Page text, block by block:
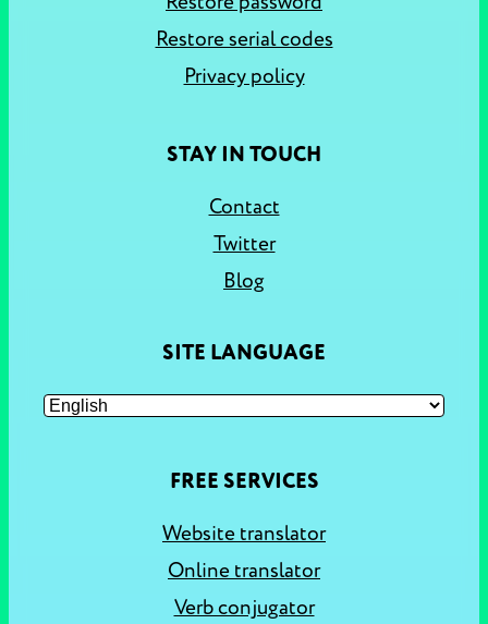
Restore serial codes
Privacy policy
STAY IN TOUCH
Contact
Twitter
Blog
SITE LANGUAGE
FREE SERVICES
Website translator
Online translator
Verb conjugator